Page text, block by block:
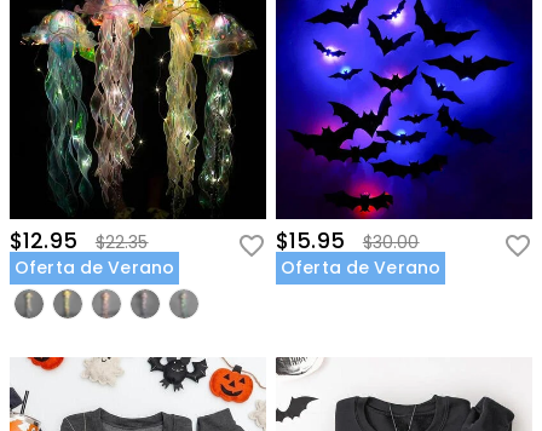
$12.95
$22.35
Oferta de Verano
$15.95
$30.00
Oferta de Verano